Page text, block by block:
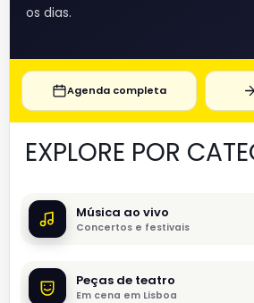
os dias.
Agenda completa
EXPLORE POR
Música ao vivo
Concertos e festivais
Peças de teatro
Em cena em Lisboa